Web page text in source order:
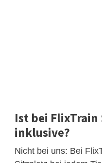
Ist bei
inklusive?
Nicht bei uns: Bei